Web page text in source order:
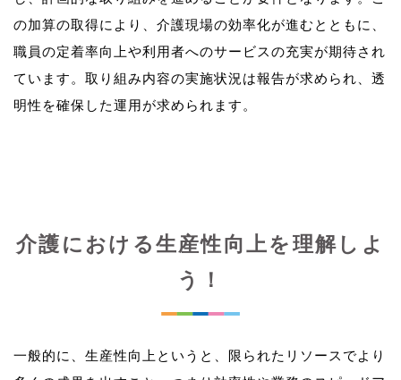
の加算の取得により、介護現場の効率化が進むとともに、
職員の定着率向上や利用者へのサービスの充実が期待され
ています。取り組み内容の実施状況は報告が求められ、透
介護における生産性向上を理解しよ
う！
一般的に、生産性向上というと、限られたリソースでより